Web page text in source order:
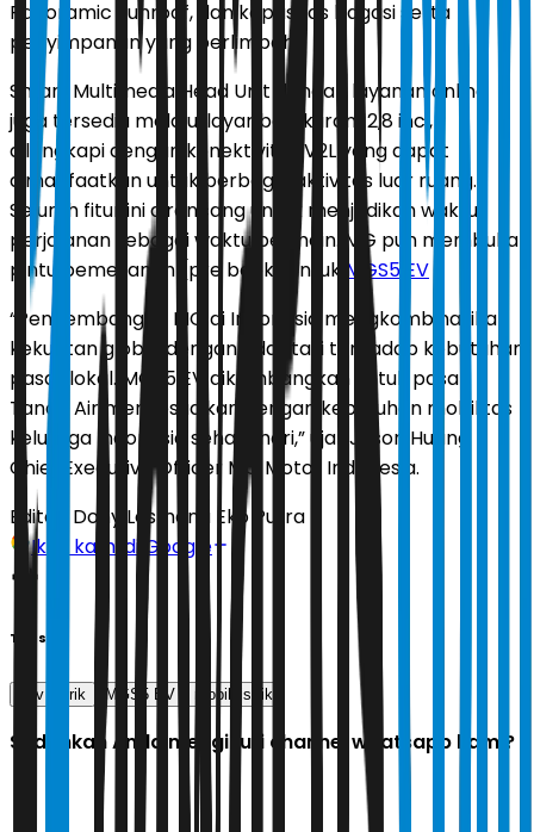
Panoramic Sunroof, dan kapasitas bagasi serta
penyimpanan yang berlimpah.
Smart Multimedia Head Unit dengan layanan online
juga tersedia melalui layar berukuran 12,8 inci,
dilengkapi dengan konektivitas V2L yang dapat
dimanfaatkan untuk berbagai aktivitas luar ruang.
Seluruh fitur ini dirancang untuk menjadikan waktu
perjalanan sebagai waktu bermain. MG pun membuka
pintu pemesanan (pre book) untuk MGS5 EV
“Pengembangan MG di Indonesia mengkombinasikan
kekuatan global dengan adaptasi terhadap kebutuhan
pasar lokal. MGS5 EV dikembangkan untuk pasar
Tanah Air menyesuaikan dengan kebutuhan mobilitas
keluarga Indonesia sehari-hari,” ujar Jason Huang
Chief Executive Officer MG Motor Indonesia.
Editor: Dony Lesmana Eko Putra
Ikuti kami di Google
Tags
suv listrik MGS5 EV mobil listrik
Sudahkah Anda mengikuti channel whatsapp kami?